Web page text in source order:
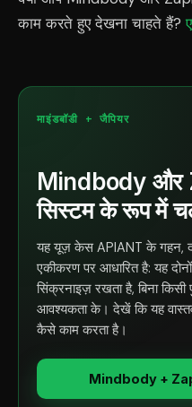
काम करते हुए देखना चाहते हैं?
माइंडबॉडी + जैपियर
Mindbody और
सिस्टम के रूप में
यह यूज़ केस APIANT के गहन,
एकीकरण पर आधारित है: यह
सिंक्रनाइज़ रखता है, बिना किसी
आवश्यकता के। देखें कि यह
कैसे काम करता है।
Mindbody +